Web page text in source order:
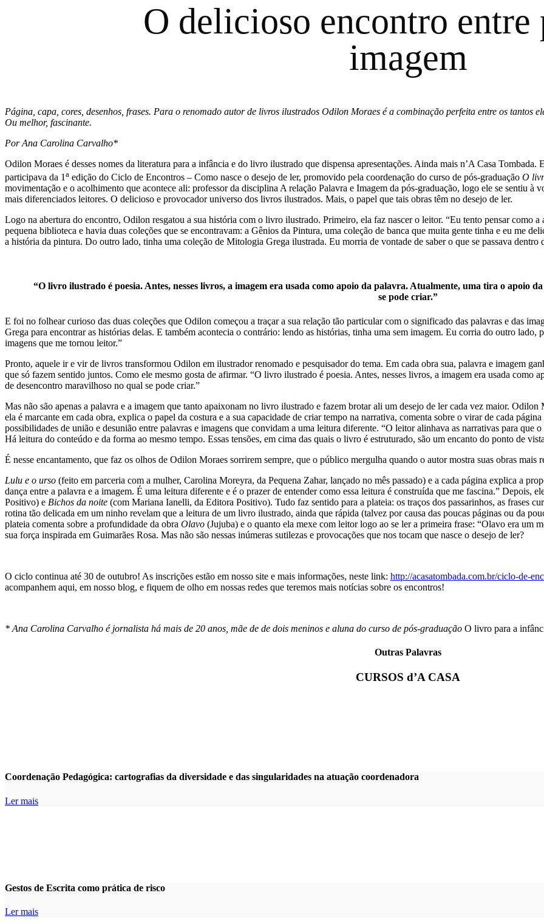
O delicioso encontro entre
imagem
Página, capa, cores, desenhos, frases. Para o renomado autor de livros ilustrados Odilon Moraes é a combinação perfeita entre os tantos
Ou melhor, fascinante.
Por Ana Carolina Carvalho*
Odilon Moraes é desses nomes da literatura para a infância e do livro ilustrado que dispensa apresentações. Ainda mais n’A Casa
participava da 1 a edição do Ciclo de Encontros – Como nasce o desejo de ler, promovido pela coordenação do curso de pós-graduação O
movimentação e o acolhimento que acontece ali: professor da disciplina A relação Palavra e Imagem da pós-graduação, logo ele se sentiu à
mais diferenciados leitores. O delicioso e provocador universo dos livros ilustrados. Mais, o papel que tais obras têm no desejo de ler.
Logo na abertura do encontro, Odilon resgatou a sua história com o livro ilustrado. Primeiro, ela faz nascer o leitor. “Eu tento pensar como
pequena biblioteca e havia duas coleções que se encontravam: a Gênios da Pintura, uma coleção de banca que muita gente tinha e eu me
a história da pintura. Do outro lado, tinha uma coleção de Mitologia Grega ilustrada. Eu morria de vontade de saber o que se passava dentro
“O livro ilustrado é poesia. Antes, nesses livros, a imagem era usada como apoio da palavra. Atualmente, uma tira o apoio
se pode criar.”
E foi no folhear curioso das duas coleções que Odilon começou a traçar a sua relação tão particular com o significado das palavras e das
Grega para encontrar as histórias delas. E também acontecia o contrário: lendo as histórias, tinha uma sem imagem. Eu corria do outro lado,
imagens que me tornou leitor.”
Pronto, aquele ir e vir de livros transformou Odilon em ilustrador renomado e pesquisador do tema. Em cada obra sua, palavra e imagem
que só fazem sentido juntos. Como ele mesmo gosta de afirmar. “O livro ilustrado é poesia. Antes, nesses livros, a imagem era usada como
de desencontro maravilhoso no qual se pode criar.”
Mas não são apenas a palavra e a imagem que tanto apaixonam no livro ilustrado e fazem brotar ali um desejo de ler cada vez maior.
ela é marcante em cada obra, explica o papel da costura e a sua capacidade de criar tempo na narrativa, comenta sobre o virar de cada
possibilidades de união e desunião entre palavras e imagens que convidam a uma leitura diferente. “O leitor alinhava as narrativas para que
Há leitura do conteúdo e da forma ao mesmo tempo. Essas tensões, em cima das quais o livro é estruturado, são um encanto do ponto de
É nesse encantamento, que faz os olhos de Odilon Moraes sorrirem sempre, que o público mergulha quando o autor mostra suas obras mais
Lulu e o urso (feito em parceria com a mulher, Carolina Moreyra, da Pequena Zahar, lançado no mês passado) e a cada página explica a
dança entre a palavra e a imagem. É uma leitura diferente e é o prazer de entender como essa leitura é construída que me fascina.” Depois,
Positivo) e Bichos da noite (com Mariana Ianelli, da Editora Positivo). Tudo faz sentido para a plateia: os traços dos passarinhos, as frases
rotina tão delicada em um ninho revelam que a leitura de um livro ilustrado, ainda que rápida (talvez por causa das poucas páginas ou da
plateia comenta sobre a profundidade da obra Olavo (Jujuba) e o quanto ela mexe com leitor logo ao se ler a primeira frase: “Olavo era um
sua força inspirada em Guimarães Rosa. Mas não são nessas inúmeras sutilezas e provocações que nos tocam que nasce o desejo de ler?
O ciclo continua até 30 de outubro! As inscrições estão em nosso site e mais informações, neste link: http://acasatombada.com.br/ciclo-de-
acompanhem aqui, em nosso blog, e fiquem de olho em nossas redes que teremos mais notícias sobre os encontros!
* Ana Carolina Carvalho é jornalista há mais de 20 anos, mãe de de dois meninos e aluna do curso de pós-graduação O livro para a
Outras Palavras
CURSOS d’A CASA
Coordenação Pedagógica: cartografias da diversidade e das singularidades na atuação coordenadora
Ler mais
Gestos de Escrita como prática de risco
Ler mais